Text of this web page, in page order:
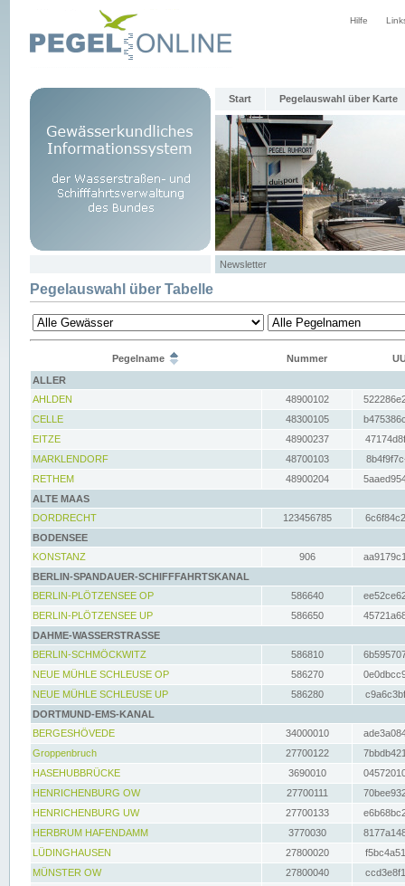
Hilfe
Start Pegelauswahl über Karte
Newsletter
Pegelauswahl über Tabelle
Pegelname Nummer
ALLER
AHLDEN
48900102
CELLE
48300105
EITZE
48900237
MARKLENDORF
48700103
RETHEM
48900204
ALTE MAAS
DORDRECHT
123456785
BODENSEE
KONSTANZ
906
BERLIN-SPANDAUER-SCHIFFFAHRTSKANAL
BERLIN-PLÖTZENSEE OP
586640
BERLIN-PLÖTZENSEE UP
586650
DAHME-WASSERSTRASSE
BERLIN-SCHMÖCKWITZ
586810
NEUE MÜHLE SCHLEUSE OP
586270
NEUE MÜHLE SCHLEUSE UP
586280
DORTMUND-EMS-KANAL
BERGESHÖVEDE
34000010
Groppenbruch
27700122
HASEHUBBRÜCKE
3690010
HENRICHENBURG OW
27700111
HENRICHENBURG UW
27700133
HERBRUM HAFENDAMM
3770030
LÜDINGHAUSEN
27800020
MÜNSTER OW
27800040